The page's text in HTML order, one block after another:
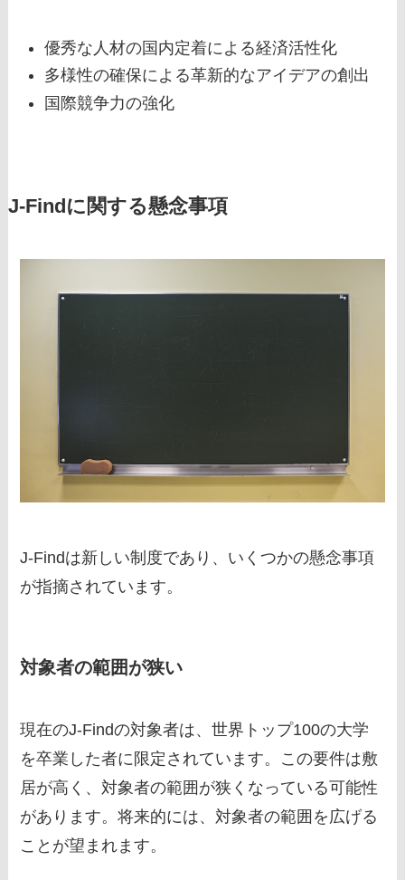
優秀な人材の国内定着による経済活性化
多様性の確保による革新的なアイデアの創出
国際競争力の強化
J-Findに関する懸念事項
J-Findは新しい制度であり、いくつかの懸念事項
が指摘されています。
対象者の範囲が狭い
現在のJ-Findの対象者は、世界トップ100の大学
を卒業した者に限定されています。この要件は敷
居が高く、対象者の範囲が狭くなっている可能性
があります。将来的には、対象者の範囲を広げる
ことが望まれます。